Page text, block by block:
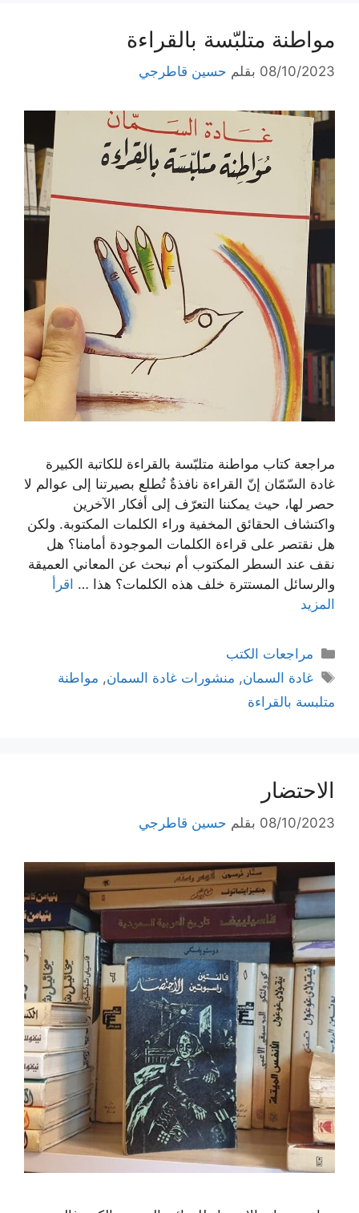
مواطنة متلبّسة بالقراءة
08/10/2023 بقلم حسين قاطرجي
مراجعة كتاب مواطنة متلبّسة بالقراءة للكاتبة الكبيرة
غادة السّمّان إنّ القراءة نافذةٌ تُطلع بصيرتنا إلى عوالم لا
حصر لها، حيث يمكننا التعرّف إلى أفكار الآخرين
واكتشاف الحقائق المخفية وراء الكلمات المكتوبة. ولكن
هل نقتصر على قراءة الكلمات الموجودة أمامنا؟ هل
نقف عند السطر المكتوب أم نبحث عن المعاني العميقة
والرسائل المستترة خلف هذه الكلمات؟ هذا … اقرأ
المزيد
التصنيفات
مراجعات الكتب
الوسوم
غادة السمان, منشورات غادة السمان, مواطنة
متلبسة بالقراءة
الاحتضار
08/10/2023 بقلم حسين قاطرجي